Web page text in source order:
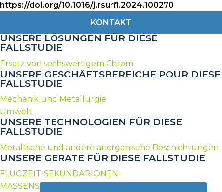
https://doi.org/10.1016/j.rsurfi.2024.100270
KONTAKT
UNSERE LÖSUNGEN FÜR DIESE
FALLSTUDIE
Ersatz von sechswertigem Chrom
UNSERE GESCHÄFTSBEREICHE POUR DIESE
FALLSTUDIE
Mechanik und Metallurgie
Umwelt
UNSERE TECHNOLOGIEN FÜR DIESE
FALLSTUDIE
Metallische und andere anorganische Beschichtungen
UNSERE GERÄTE FÜR DIESE FALLSTUDIE
FLUGZEIT-SEKUNDÄRIONEN-
MASSENSPEKTROMETRIE (TOF-SIMS)